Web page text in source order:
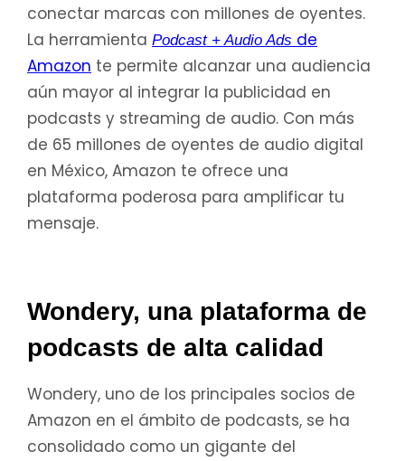
conectar marcas con millones de oyentes.
La herramienta Podcast + Audio Ads de
Amazon te permite alcanzar una audiencia
aún mayor al integrar la publicidad en
podcasts y streaming de audio. Con más
de 65 millones de oyentes de audio digital
en México, Amazon te ofrece una
plataforma poderosa para amplificar tu
mensaje.
Wondery, una plataforma de
podcasts de alta calidad
Wondery, uno de los principales socios de
Amazon en el ámbito de podcasts, se ha
consolidado como un gigante del